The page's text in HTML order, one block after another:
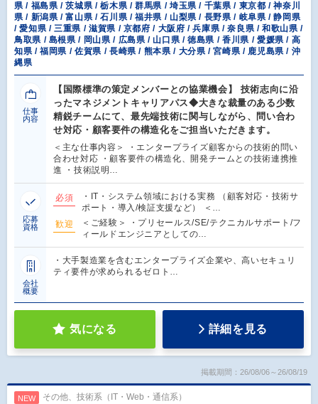
県 / 福島県 / 茨城県 / 栃木県 / 群馬県 / 埼玉県 / 千葉県 / 東京都 / 神奈川
県 / 新潟県 / 富山県 / 石川県 / 福井県 / 山梨県 / 長野県 / 岐阜県 / 静岡県
/ 愛知県 / 三重県 / 滋賀県 / 京都府 / 大阪府 / 兵庫県 / 奈良県 / 和歌山県 /
鳥取県 / 島根県 / 岡山県 / 広島県 / 山口県 / 徳島県 / 香川県 / 愛媛県 / 高
知県 / 福岡県 / 佐賀県 / 長崎県 / 熊本県 / 大分県 / 宮崎県 / 鹿児島県 / 沖
縄県
仕事
内容
【国際標準の策定メンバーとの協業機会】 技術志向に沿
ったマネジメントキャリアパス◆大きな裁量のある少数
精鋭チームにて、最先端技術に関与しながら、問い合わ
せ対応・顧客要件の構造化をご担当いただきます。
＜主な仕事内容＞ ・エンタープライズ顧客からの技術的問い
合わせ対応 ・顧客要件の構造化、開発チームとの技術連携推
進 ・技術説明…
応募
資格
必須
・IT・システム領域における実務 （顧客対応・技術サ
ポート・導入/検証支援など） ＜…
歓迎
＜ご経験＞ ・プリセールス/SE/テクニカルサポート/フ
ィールドエンジニアとしての…
会社
概要
・大手製造業を含むエンタープライズ企業や、高いセキュリ
ティ要件が求められるゼロト…
気になる 詳細を見る
掲載期間：26/08/06～26/08/19
NEW その他、技術系（IT・Web・通信系）